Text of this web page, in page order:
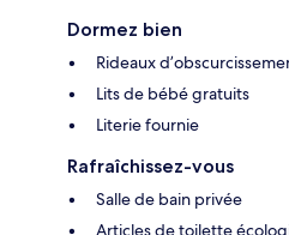
Dormez bien
Rideaux
Lits de bébé gratuits
Literie fournie
Rafraîchissez-vous
Salle de bain privée
Articles de toilette